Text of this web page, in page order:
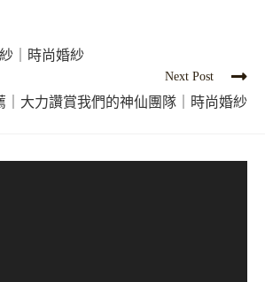
｜時尚婚紗
Next Post
｜大力讚賞我們的神仙團隊｜時尚婚紗